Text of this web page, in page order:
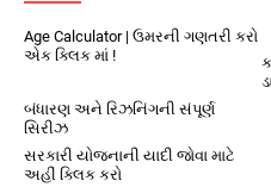
Age Calculator | ઉમરની ગણતરી કરો
એક ક્લિક માં !
બંધારણ અને રિઝનિંગની સંપૂર્ણ
સિરીઝ
સરકારી યોજનાની યાદી જોવા માટે
અહીં ક્લિક કરો